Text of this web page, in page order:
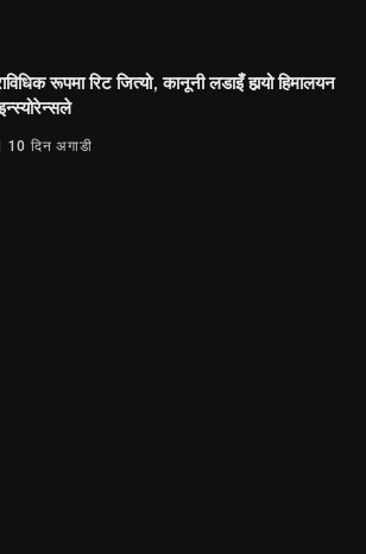
रूपमा रिट जित्यो, कानूनी लडाइँ हार्‍यो हिमालयन
10 दिन अगाडी